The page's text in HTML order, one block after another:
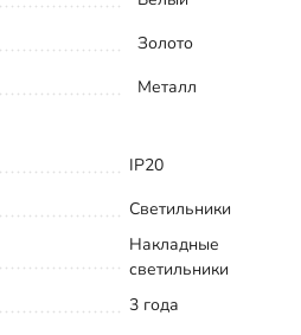
Золото
Металл
IP20
Светильники
Накладные
светильники
3 года